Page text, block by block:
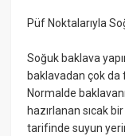
Püf Noktalarıyla
Soğuk baklava
baklavadan çok da
Normalde
hazırlanan sıcak
tarifinde suyun